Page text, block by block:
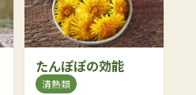
たんぽぽの効能
清熱類